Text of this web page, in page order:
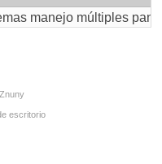
manejo múltiples
escritorio